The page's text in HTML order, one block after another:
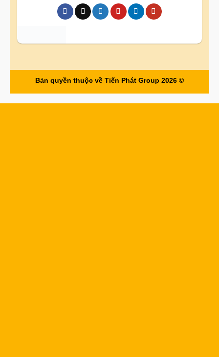
Bản quyền thuộc về Tiến Phát Group 2026 ©